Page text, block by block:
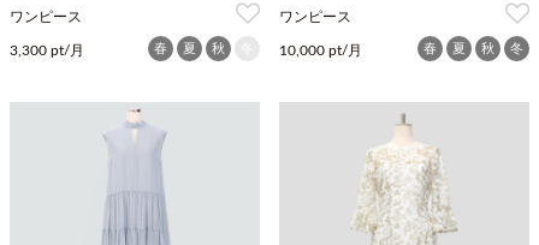
ワンピース
3,300 pt/月 春 夏 秋
ワンピース
10,000 pt/月 春 夏 秋 冬